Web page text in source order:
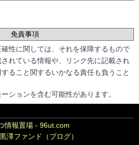
免責事項
性に関しては、それを保障するもので
れている情報や、リンク先に記載され
ること関するいかなる責任も負うこと
ションを含む可能性があります。
情報置場 - 96ut.com
ファンド（ブログ）